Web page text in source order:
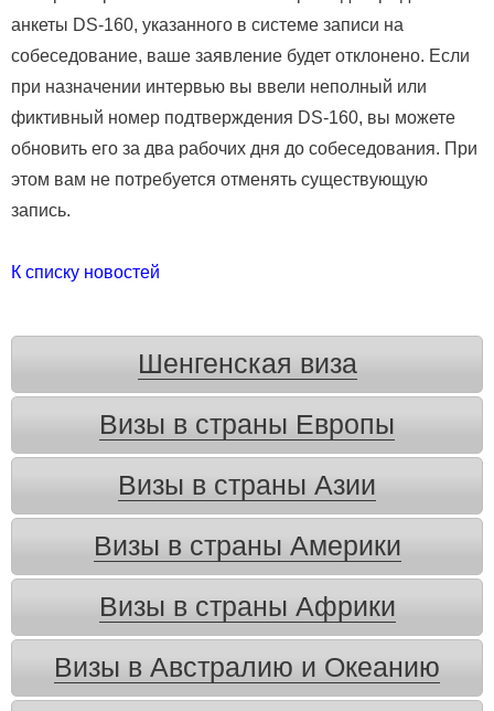
анкеты DS-160, указанного в системе записи на
собеседование, ваше заявление будет отклонено. Если
при назначении интервью вы ввели неполный или
фиктивный номер подтверждения DS-160, вы можете
обновить его за два рабочих дня до собеседования. При
этом вам не потребуется отменять существующую
запись.
К списку новостей
Шенгенская виза
Визы в страны Европы
Визы в страны Азии
Визы в страны Америки
Визы в страны Африки
Визы в Австралию и Океанию